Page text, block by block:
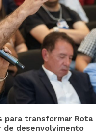
para transformar Rota
de desenvolvimento